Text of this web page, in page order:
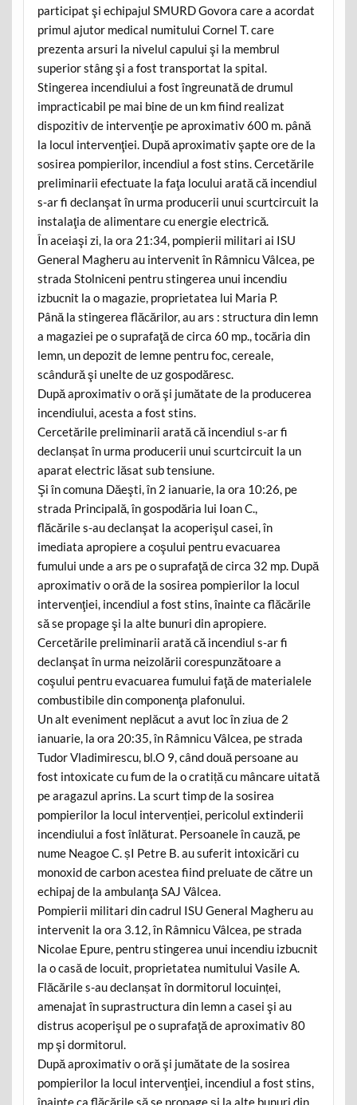
participat şi echipajul SMURD Govora care a acordat
primul ajutor medical numitului Cornel T. care
prezenta arsuri la nivelul capului şi la membrul
superior stâng şi a fost transportat la spital.
Stingerea incendiului a fost îngreunată de drumul
impracticabil pe mai bine de un km fiind realizat
dispozitiv de intervenţie pe aproximativ 600 m. până
la locul intervenţiei. După aproximativ şapte ore de la
sosirea pompierilor, incendiul a fost stins. Cercetările
preliminarii efectuate la faţa locului arată că incendiul
s-ar fi declanşat în urma producerii unui scurtcircuit la
instalaţia de alimentare cu energie electrică.
În aceiaşi zi, la ora 21:34, pompierii militari ai ISU
General Magheru au intervenit în Râmnicu Vâlcea, pe
strada Stolniceni pentru stingerea unui incendiu
izbucnit la o magazie, proprietatea lui Maria P.
Până la stingerea flăcărilor, au ars : structura din lemn
a magaziei pe o suprafaţă de circa 60 mp., tocăria din
lemn, un depozit de lemne pentru foc, cereale,
scândură şi unelte de uz gospodăresc.
După aproximativ o oră şi jumătate de la producerea
incendiului, acesta a fost stins.
Cercetările preliminarii arată că incendiul s-ar fi
declanșat în urma producerii unui scurtcircuit la un
aparat electric lăsat sub tensiune.
Şi în comuna Dăeşti, în 2 ianuarie, la ora 10:26, pe
strada Principală, în gospodăria lui Ioan C.,
flăcările s-au declanşat la acoperişul casei, în
imediata apropiere a coşului pentru evacuarea
fumului unde a ars pe o suprafaţă de circa 32 mp. După
aproximativ o oră de la sosirea pompierilor la locul
intervenţiei, incendiul a fost stins, înainte ca flăcările
să se propage şi la alte bunuri din apropiere.
Cercetările preliminarii arată că incendiul s-ar fi
declanşat în urma neizolării corespunzătoare a
coşului pentru evacuarea fumului faţă de materialele
combustibile din componenţa plafonului.
Un alt eveniment neplăcut a avut loc în ziua de 2
ianuarie, la ora 20:35, în Râmnicu Vâlcea, pe strada
Tudor Vladimirescu, bl.O 9, când două persoane au
fost intoxicate cu fum de la o cratiță cu mâncare uitată
pe aragazul aprins. La scurt timp de la sosirea
pompierilor la locul intervenției, pericolul extinderii
incendiului a fost înlăturat. Persoanele în cauză, pe
nume Neagoe C. șI Petre B. au suferit intoxicări cu
monoxid de carbon acestea fiind preluate de către un
echipaj de la ambulanţa SAJ Vâlcea.
Pompierii militari din cadrul ISU General Magheru au
intervenit la ora 3.12, în Râmnicu Vâlcea, pe strada
Nicolae Epure, pentru stingerea unui incendiu izbucnit
la o casă de locuit, proprietatea numitului Vasile A.
Flăcările s-au declanșat în dormitorul locuinței,
amenajat în suprastructura din lemn a casei şi au
distrus acoperişul pe o suprafaţă de aproximativ 80
mp şi dormitorul.
După aproximativ o oră şi jumătate de la sosirea
pompierilor la locul intervenţiei, incendiul a fost stins,
înainte ca flăcările să se propage şi la alte bunuri din